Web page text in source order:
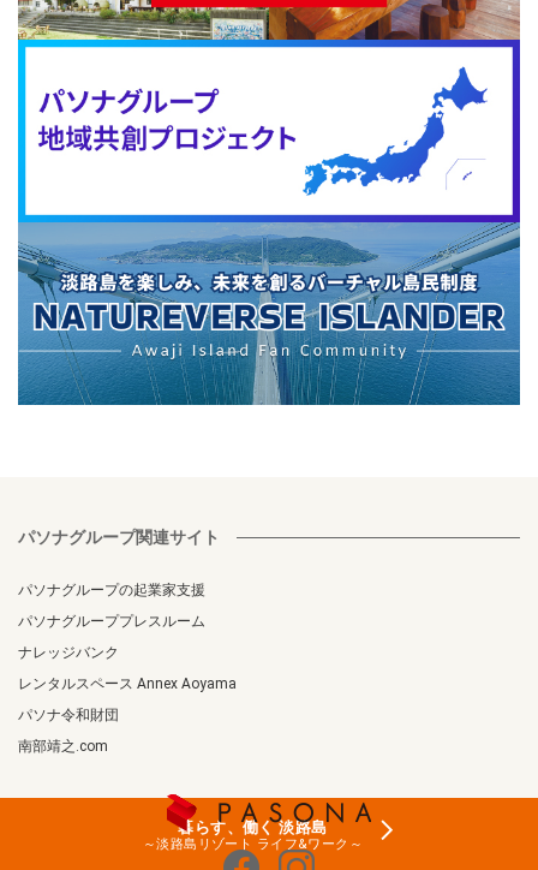
暮らす、働く淡路島
～淡路島リゾート ライフ&ワーク～
パソナグループ関連サイト
パソナグループの起業家支援
パソナグループプレスルーム
ナレッジバンク
レンタルスペース Annex Aoyama
パソナ令和財団
南部靖之.com